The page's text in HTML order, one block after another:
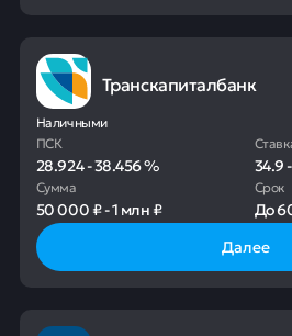
Транскапиталбанк
Наличными
ПСК
28.924-38.456% 34.9
Сумма
50 000 ₽-1 млн ₽
Срок
До
Далее